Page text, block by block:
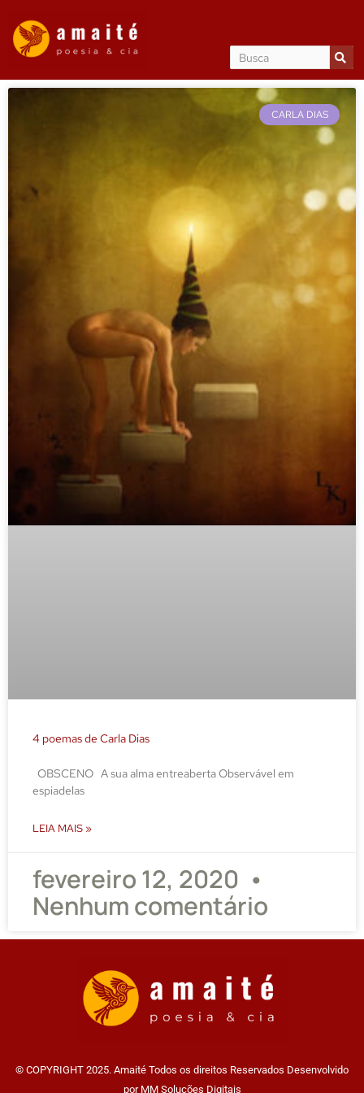
CARLA DIAS
4 poemas de Carla Dias
OBSCENO A sua alma entreaberta Observável em
espiadelas
LEIA MAIS »
fevereiro 12, 2020
Nenhum comentário
© COPYRIGHT 2025. Amaité Todos os direitos Reservados Desenvolvido
por MM Soluções Digitais